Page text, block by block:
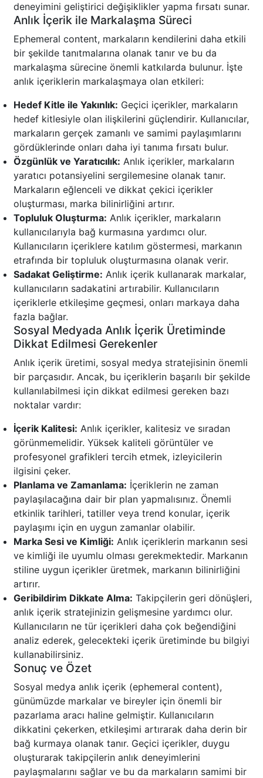
deneyimini geliştirici değişiklikler yapma fırsatı sunar.
Anlık İçerik ile Markalaşma Süreci
Ephemeral content, markaların kendilerini daha etkili
bir şekilde tanıtmalarına olanak tanır ve bu da
markalaşma sürecine önemli katkılarda bulunur. İşte
anlık içeriklerin markalaşmaya olan etkileri:
Hedef Kitle ile Yakınlık: Geçici içerikler, markaların
hedef kitlesiyle olan ilişkilerini güçlendirir. Kullanıcılar,
markaların gerçek zamanlı ve samimi paylaşımlarını
gördüklerinde onları daha iyi tanıma fırsatı bulur.
Özgünlük ve Yaratıcılık: Anlık içerikler, markaların
yaratıcı potansiyelini sergilemesine olanak tanır.
Markaların eğlenceli ve dikkat çekici içerikler
oluşturması, marka bilinirliğini artırır.
Topluluk Oluşturma: Anlık içerikler, markaların
kullanıcılarıyla bağ kurmasına yardımcı olur.
Kullanıcıların içeriklere katılım göstermesi, markanın
etrafında bir topluluk oluşturmasına olanak verir.
Sadakat Geliştirme: Anlık içerik kullanarak markalar,
kullanıcıların sadakatini artırabilir. Kullanıcıların
içeriklerle etkileşime geçmesi, onları markaya daha
fazla bağlar.
Sosyal Medyada Anlık İçerik Üretiminde
Dikkat Edilmesi Gerekenler
Anlık içerik üretimi, sosyal medya stratejisinin önemli
bir parçasıdır. Ancak, bu içeriklerin başarılı bir şekilde
kullanılabilmesi için dikkat edilmesi gereken bazı
noktalar vardır:
İçerik Kalitesi: Anlık içerikler, kalitesiz ve sıradan
görünmemelidir. Yüksek kaliteli görüntüler ve
profesyonel grafikleri tercih etmek, izleyicilerin
ilgisini çeker.
Planlama ve Zamanlama: İçeriklerin ne zaman
paylaşılacağına dair bir plan yapmalısınız. Önemli
etkinlik tarihleri, tatiller veya trend konular, içerik
paylaşımı için en uygun zamanlar olabilir.
Marka Sesi ve Kimliği: Anlık içeriklerin markanın sesi
ve kimliği ile uyumlu olması gerekmektedir. Markanın
stiline uygun içerikler üretmek, markanın bilinirliğini
artırır.
Geribildirim Dikkate Alma: Takipçilerin geri dönüşleri,
anlık içerik stratejinizin gelişmesine yardımcı olur.
Kullanıcıların ne tür içerikleri daha çok beğendiğini
analiz ederek, gelecekteki içerik üretiminde bu bilgiyi
kullanabilirsiniz.
Sonuç ve Özet
Sosyal medya anlık içerik (ephemeral content),
günümüzde markalar ve bireyler için önemli bir
pazarlama aracı haline gelmiştir. Kullanıcıların
dikkatini çekerken, etkileşimi artırarak daha derin bir
bağ kurmaya olanak tanır. Geçici içerikler, duygu
oluşturarak takipçilerin anlık deneyimlerini
paylaşmalarını sağlar ve bu da markaların samimi bir